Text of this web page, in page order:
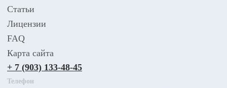
Статьи
Лицензии
FAQ
Карта сайта
+ 7 (903) 133-48-45
Телефон